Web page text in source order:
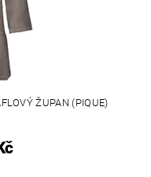
ŽUPAN (PIQUE)